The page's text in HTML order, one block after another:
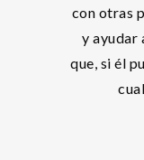
con otras
y ayudar
que, si él